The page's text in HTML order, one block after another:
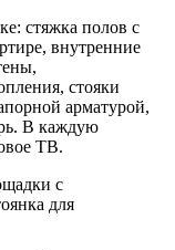
стяжка полов с
внутренние
стояки
арматурой,
В каждую
ТВ.
с
для